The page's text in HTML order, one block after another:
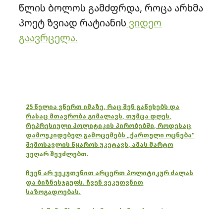
წლის ბოლოს გამძფრდა, როცა არხმა
პოეტ ზვიად რატიანის ვიდეო
გაავრცელა.
25 წელია ვწერთ იმაზე, რაც შენ გაწუხებს და
რასაც მთავრობა გიმალავს, თუმცა დღეს,
რეპრესიული პოლიტიკის პირობებში, როდესაც
დამოუკიდებელ გამოცემებს „ქართული ოცნება“
შემოსავლის წყაროს უკეტავს, ამას მარტო
ვეღარ შევძლებთ.
ჩვენ არ ვეკუთვნით არცერთ პოლიტიკურ ძალას
და ბიზნესჯგუფს. ჩვენ ვეკუთვნით
საზოგადოებას.